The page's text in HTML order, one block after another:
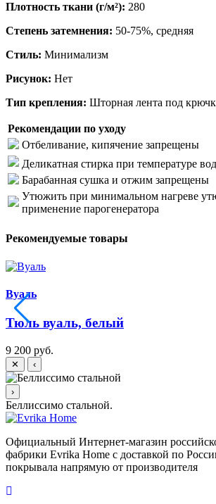
Плотность ткани (г/м²): 280
Степень затемнения: 50-75%, средняя
Стиль: Минимализм
Рисунок: Нет
Тип крепления: Шторная лента под
Рекомендации по уходу
Отбеливание, кипячение запрещены
Деликатная стирка при температуре
Барабанная сушка и отжим запрещены
Утюжить при минимальном нагреве
применение парогенератора
Рекомендуемые товары
Вуаль
Тюль вуаль, белый
9 200 руб.
✕ ‹
›
Беллиссимо стальной.
Официальный Интернет-магазин
фабрики Evrika Home c доставкой по
покрывала напрямую от производителя